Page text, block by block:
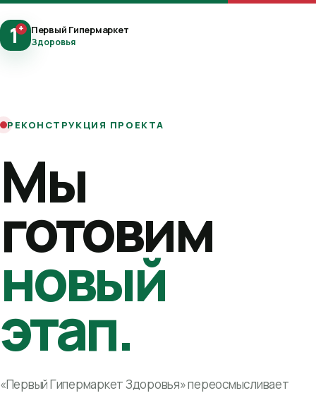
1+ Первый Гипермаркет
Здоровья
РЕКОНСТРУКЦИЯ ПРОЕКТА
Мы
готовим
новый
этап.
«Первый Гипермаркет Здоровья» переосмысливает